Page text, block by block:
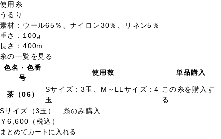
使用糸
うるり
素材：ウール65％、ナイロン30％、リネン5％
重さ：100g
長さ：400m
糸の一覧を見る
色名・色番
号
使用数 単品購入
茶（06）
Sサイズ：3玉、M～LLサイズ：4
玉
この糸を購入す
る
Sサイズ（3玉） 糸のみ購入
￥6,600（税込）